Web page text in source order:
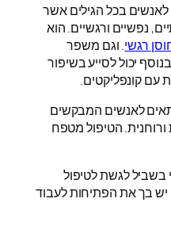
לאנשים בכל הגילים אשר
נפשיים ורגשיים. הוא
רגשי. וגם משפר
יכול לסייע בשיפור
עם קונפליקטים.
לאנשים המבקשים
הטיפול מטפח
בשביל לגשת לטיפול
יש בך את הפתיחות לעבוד